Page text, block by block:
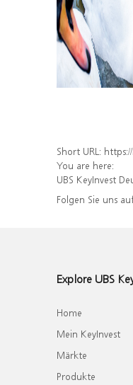
Short URL: https://
You are here:
UBS KeyInvest
Folgen Sie uns
Explore UBS
Home
Mein KeyInvest
Märkte
Produkte